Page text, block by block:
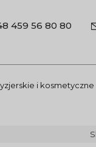
459 56 80 80
i kosmetyczne